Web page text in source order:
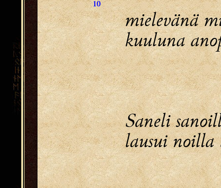
10
mielevänä
kuuluna
Saneli
lausui noilla